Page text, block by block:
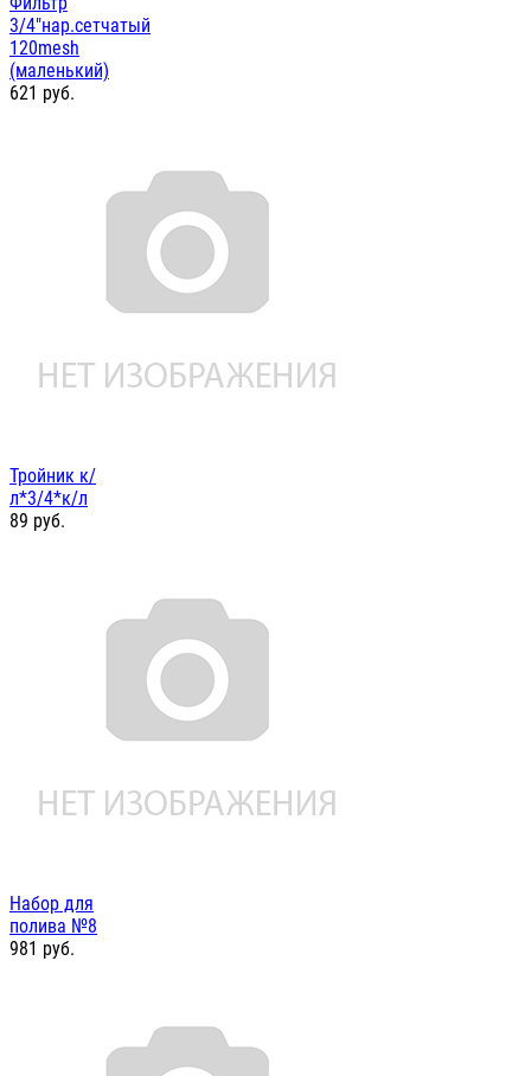
3/4"нар.сетчатый
120mesh
(маленький)
621 руб.
Тройник к/
л*3/4*к/л
89 руб.
Набор для
полива №8
981 руб.